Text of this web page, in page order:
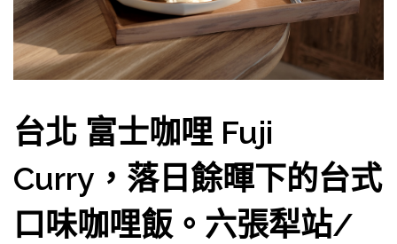
台北 富士咖哩 Fuji
Curry，落日餘暉下的台式
口味咖哩飯。六張犁站/